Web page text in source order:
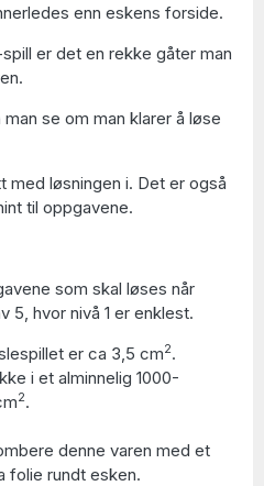
enn eskens forside.
er det en rekke gåter man
se om man klarer å løse
med løsningen i. Det er også
til oppgavene.
som skal løses når
5, hvor nivå 1 er enklest.
er ca 3,5 cm2.
i et alminnelig 1000-
2.
denne varen med et
folie rundt esken.